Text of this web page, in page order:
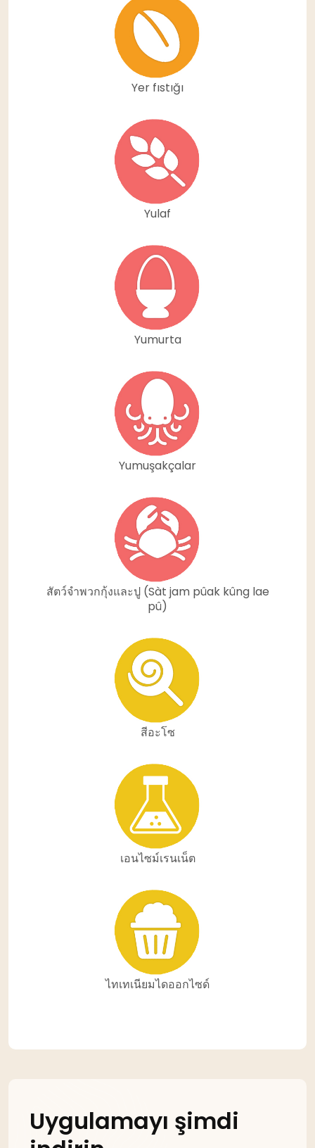
Yer fıstığı
Yulaf
Yumurta
Yumuşakçalar
สัตว์จำพวกกุ้งและปู (Sàt jam pûak kûng lae
pû)
สีอะโซ
เอนไซม์เรนเน็ต
ไทเทเนียมไดออกไซด์
Uygulamayı şimdi